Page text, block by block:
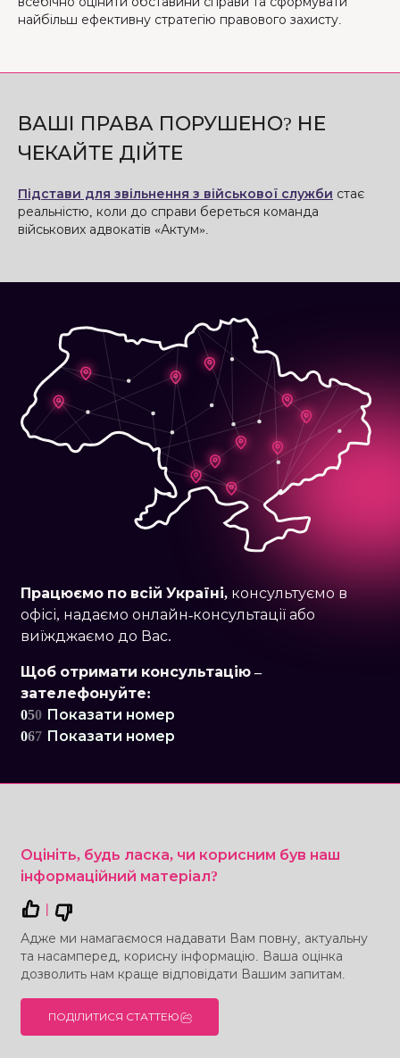
найбільш ефективну стратегію правового захисту.
ВАШІ ПРАВА ПОРУШЕНО? НЕ
ЧЕКАЙТЕ ДІЙТЕ
Підстави для звільнення з військової служби стає
реальністю, коли до справи береться команда
військових адвокатів «Актум».
Працюємо по всій Україні, консультуємо в
офісі, надаємо онлайн-консультації або
виїжджаємо до Вас.
Щоб отримати консультацію –
зателефонуйте:
050 Показати номер
067 Показати номер
Оцініть, будь ласка, чи корисним був наш
інформаційний матеріал?
|
Адже ми намагаємося надавати Вам повну, актуальну
та насамперед, корисну інформацію. Ваша оцінка
дозволить нам краще відповідати Вашим запитам.
ПОДІЛИТИСЯ СТАТТЕЮ